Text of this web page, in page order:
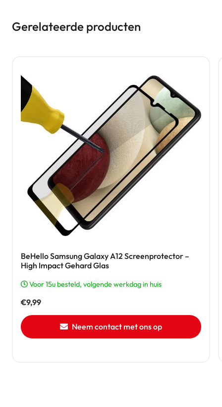
Gerelateerde producten
BeHello Samsung Galaxy A12 Screenprotector –
High Impact Gehard Glas
Voor 15u besteld, volgende werkdag in huis
€9,99
Neem contact met ons op